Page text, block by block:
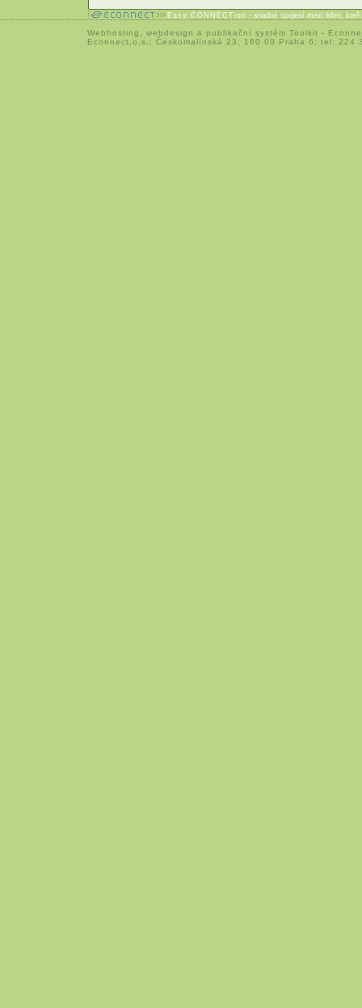
Easy CONNECTion - snadné spojení mezi lidmi,
Webhosting webdesign a publikační systém Toolkit -
Econnect,o.s.; Českomalínská 23; 160 00 Praha 6; tel: 224